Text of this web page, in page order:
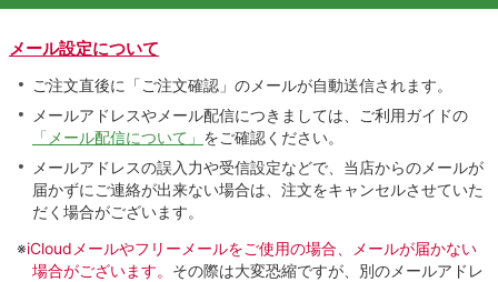
メール設定について
ご注文直後に「ご注文確認」のメールが自動送信されます。
メールアドレスやメール配信につきましては、ご利用ガイドの
「メール配信について」 をご確認ください。
メールアドレスの誤入力や受信設定などで、当店からのメールが
届かずにご連絡が出来ない場合は、注文をキャンセルさせていた
だく場合がございます。
※iCloudメールやフリーメールをご使用の場合、メールが届かない
場合がございます。 その際は大変恐縮ですが、別のメールアドレ